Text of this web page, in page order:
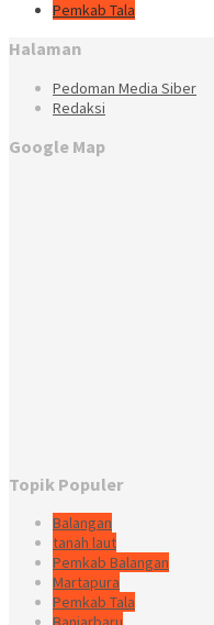
Pemkab Tala
Halaman
Pedoman Media Siber
Redaksi
Google Map
Topik Populer
Balangan
tanah laut
Pemkab Balangan
Martapura
Pemkab Tala